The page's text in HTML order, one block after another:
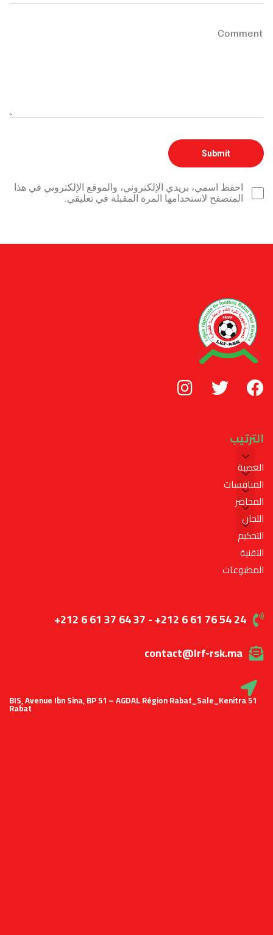
احفظ اسمي، بريدي الإلكتروني، والموقع الإلكتروني في هذا
المتصفح لاستخدامها المرة المقبلة في تعليقي.
الترتيب
العصبة
المنافسات
المحاضر
اللجان
التحكيم
التقنية
المطبوعات
+212 6 61 37 64 37 - +212 6 61 76 54 24
contact@lrf-rsk.ma
51 BIS, Avenue Ibn Sina, BP 51 – AGDAL Région Rabat_Sale_Kenitra
Rabat